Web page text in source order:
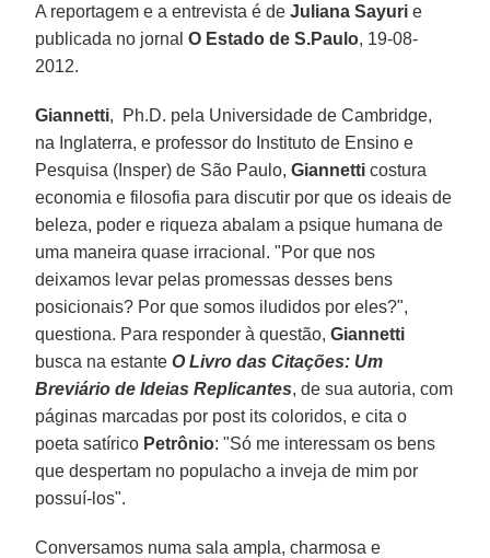
A reportagem e a entrevista é deJuliana Sayuri e
publicada no jornalO Estado de S.Paulo, 19-08-
2012.
Giannetti, Ph.D. pela Universidade de Cambridge,
na Inglaterra, e professor do Instituto de Ensino e
Pesquisa (Insper) de São Paulo,Giannetticostura
economia e filosofia para discutir por que os ideais de
beleza, poder e riqueza abalam a psique humana de
uma maneira quase irracional. "Por que nos
deixamos levar pelas promessas desses bens
posicionais? Por que somos iludidos por eles?",
questiona. Para responder à questão,Giannetti
busca na estanteO Livro das Citações: Um
Breviário de Ideias Replicantes, de sua autoria, com
páginas marcadas por post its coloridos, e cita o
poeta satírico Petrônio: "Só me interessam os bens
que despertam no populacho a inveja de mim por
possuí-los".
Conversamos numa sala ampla, charmosa e